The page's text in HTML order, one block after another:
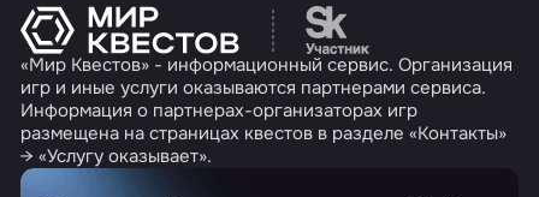
Перейти на сайт
«Мир Квестов» - информационный сервис. Организация
игр и иные услуги оказываются партнерами сервиса.
Информация о партнерах-организаторах игр
размещена на страницах квестов в разделе «Контакты»
→ «Услугу оказывает».